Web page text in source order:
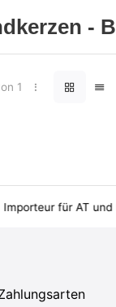
-
1
für AT und DE